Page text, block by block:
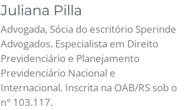
Juliana Pilla
Advogada, Sócia do escritório Sperinde
Advogados. Especialista em Direito
Previdenciário e Planejamento
Previdenciário Nacional e
Internacional. Inscrita na OAB/RS sob o
n° 103.117.